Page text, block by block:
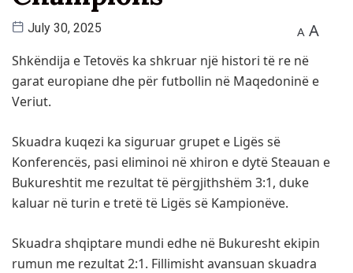
July 30, 2025 A A
Shkëndija e Tetovës ka shkruar një histori të re në
garat europiane dhe për futbollin në Maqedoninë e
Veriut.
Skuadra kuqezi ka siguruar grupet e Ligës së
Konferencës, pasi eliminoi në xhiron e dytë Steauan e
Bukureshtit me rezultat të përgjithshëm 3:1, duke
kaluar në turin e tretë të Ligës së Kampionëve.
Skuadra shqiptare mundi edhe në Bukuresht ekipin
rumun me rezultat 2:1. Fillimisht avansuan skuadra